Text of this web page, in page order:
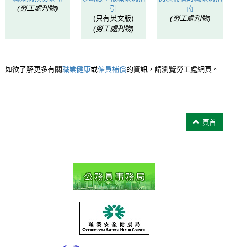
(勞工處刋物)
引
(只有英文版)
(勞工處刋物)
南
(勞工處刋物)
如欲了解更多有關職業健康或僱員補償的資訊，請瀏覽勞工處網頁。
頁首